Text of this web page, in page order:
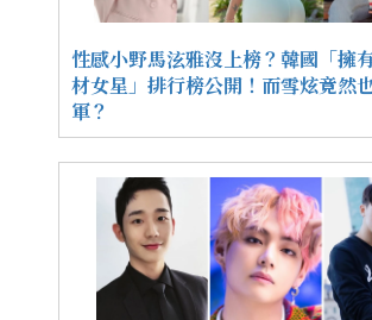
性感小野馬泫雅沒上榜？韓國「擁
材女星」排行榜公開！而雪炫竟然
軍？